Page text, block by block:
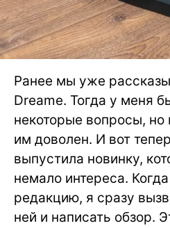
Ранее мы уже
Dreame. Тогда у меня
некоторые вопросы, но
им доволен. И вот
выпустила новинку,
немало интереса.
редакцию, я сразу
ней и написать обзор.